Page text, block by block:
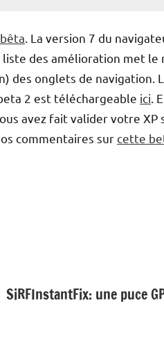
. La version 7 du
des amélioration met le
des onglets de navigation.
2 est téléchargeable ici .
avez fait valider votre XP
commentaires surcette
SiRFInstantFix: une puce